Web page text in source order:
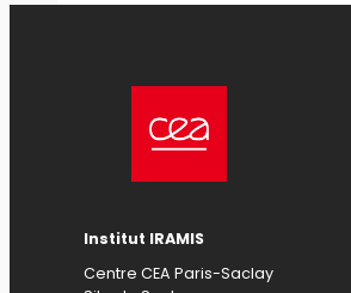
Institut IRAMIS
Centre CEA Paris-Saclay